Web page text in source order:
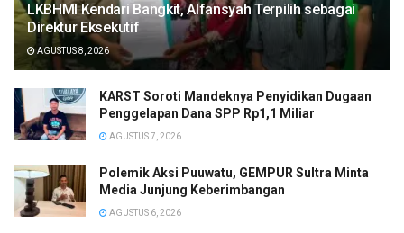
LKBHMI Kendari Bangkit, Alfansyah Terpilih sebagai
Direktur Eksekutif
AGUSTUS 8, 2026
KARST Soroti Mandeknya Penyidikan Dugaan
Penggelapan Dana SPP Rp1,1 Miliar
AGUSTUS 7, 2026
Polemik Aksi Puuwatu, GEMPUR Sultra Minta
Media Junjung Keberimbangan
AGUSTUS 6, 2026